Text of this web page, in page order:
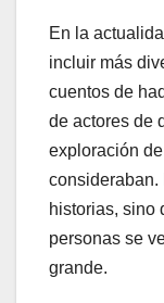
En la
incluir más
cuentos de
de actores de
exploración
consideraban.
historias, sino
personas se
grande.